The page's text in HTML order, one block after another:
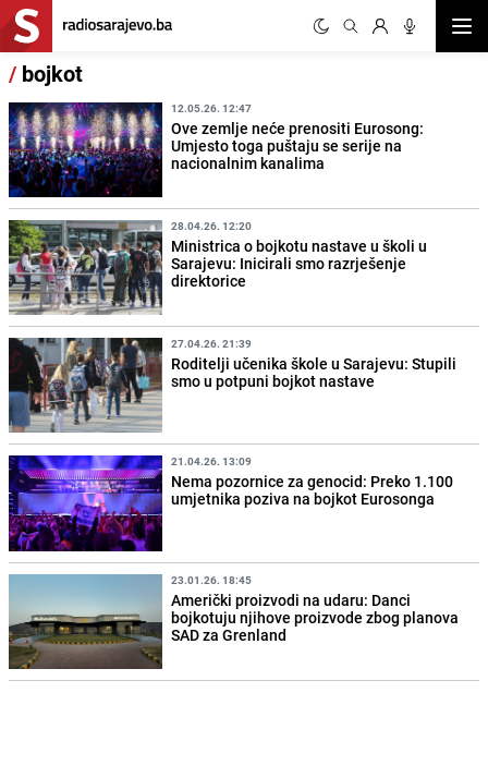
/ bojkot
12.05.26. 12:47
Ove zemlje neće prenositi Eurosong:
Umjesto toga puštaju se serije na
nacionalnim kanalima
28.04.26. 12:20
Ministrica o bojkotu nastave u školi u
Sarajevu: Inicirali smo razrješenje
direktorice
27.04.26. 21:39
Roditelji učenika škole u Sarajevu: Stupili
smo u potpuni bojkot nastave
21.04.26. 13:09
Nema pozornice za genocid: Preko 1.100
umjetnika poziva na bojkot Eurosonga
23.01.26. 18:45
Američki proizvodi na udaru: Danci
bojkotuju njihove proizvode zbog planova
SAD za Grenland